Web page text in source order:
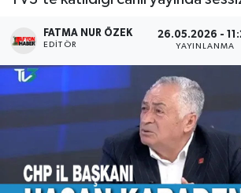
FATMA NUR ÖZEK
EDITÖR
26.05.2026 -
YAYINLANMA
Ekonomi